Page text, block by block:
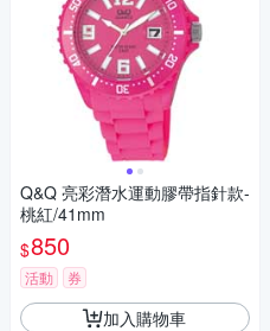
Q&Q 亮彩潛水運動膠帶指針款-
桃紅/41mm
$850
活動 券
加入購物車